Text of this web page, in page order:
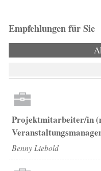
Empfehlungen für Sie
Projektmitarbeiter/in
Benny Liebold